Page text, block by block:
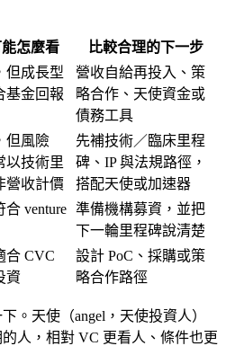
怎麼看 比較合理的下一步
但成長型
基金回報
營收自給再投入、策
略合作、天使資金或
債務工具
但風險
以技術里
營收計價
先補技術／臨床里程
碑、IP 與法規路徑，
搭配天使或加速器
venture 準備機構募資，並把
下一輪里程碑說清楚
合 CVC
資
設計 PoC、採購或策
略合作路徑
。天使（angel，天使投資人）
人，相對 VC 更看人、條件也更